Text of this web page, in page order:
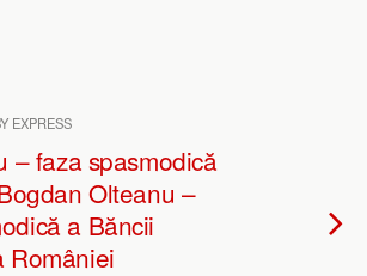
EXPRESS
– faza spasmodică
Olteanu –
a Băncii
României